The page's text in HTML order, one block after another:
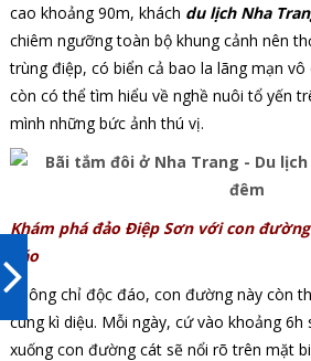
cao khoảng 90m, khách du lịch Nha
chiêm ngưỡng toàn bộ khung cảnh nên
trùng điệp, có biển cả bao la lãng mạn vô
còn có thể tìm hiểu về nghề nuôi tổ yến
mình những bức ảnh thú vị.
Khám phá đảo Điệp Sơn với con
đáo
Không chỉ độc đáo, con đường này còn
cùng kì diệu. Mỗi ngày, cứ vào khoảng
xuống con đường cát sẽ nổi rõ trên mặt